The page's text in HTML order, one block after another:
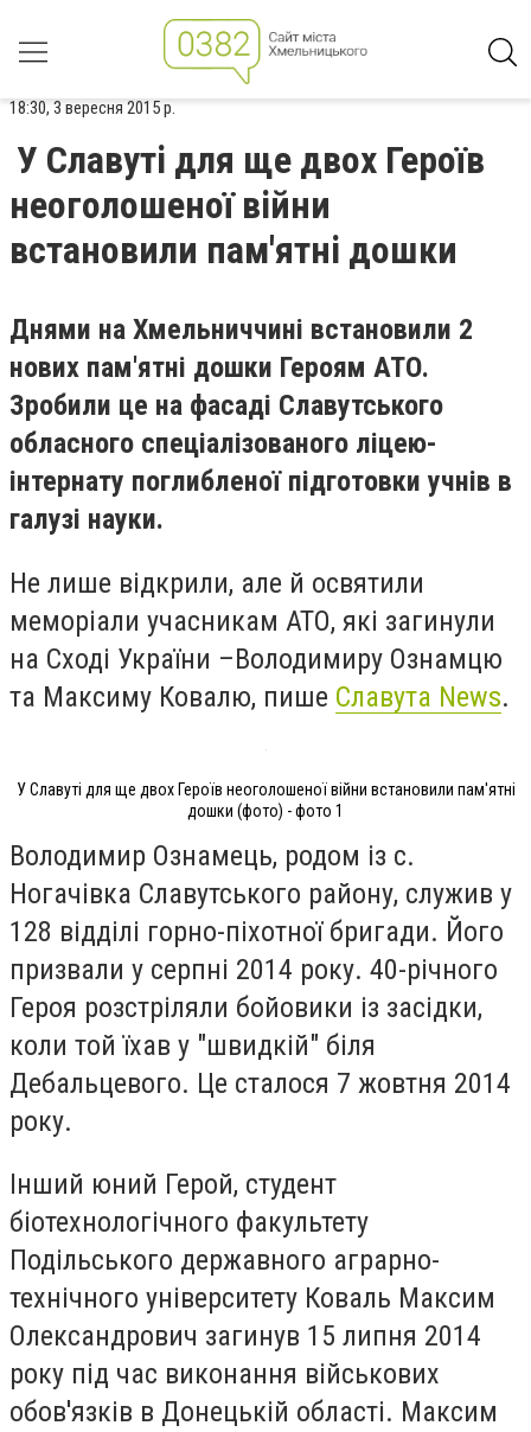
18:30, 3 вересня 2015 р.
У Славуті для ще двох Героїв
неоголошеної війни
встановили пам'ятні дошки
Днями на Хмельниччині встановили 2
нових пам'ятні дошки Героям АТО.
Зробили це на фасаді Славутського
обласного спеціалізованого ліцею-
інтернату поглибленої підготовки учнів в
галузі науки.
Не лише відкрили, але й освятили
меморіали учасникам АТО, які загинули
на Сході України –Володимиру Ознамцю
та Максиму Ковалю, пише Славута News.
У Славуті для ще двох Героїв неоголошеної війни встановили пам'ятні
дошки (фото) - фото 1
Володимир Ознамець, родом із с.
Ногачівка Славутського району, служив у
128 відділі горно-піхотної бригади. Його
призвали у серпні 2014 року. 40-річного
Героя розстріляли бойовики із засідки,
коли той їхав у "швидкій" біля
Дебальцевого. Це сталося 7 жовтня 2014
року.
Інший юний Герой, студент
біотехнологічного факультету
Подільського державного аграрно-
технічного університету Коваль Максим
Олександрович загинув 15 липня 2014
року під час виконання військових
обов'язків в Донецькій області. Максим